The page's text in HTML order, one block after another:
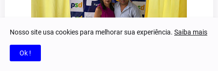
Nosso site usa cookies para melhorar sua experiência. Saiba mais
Ok !